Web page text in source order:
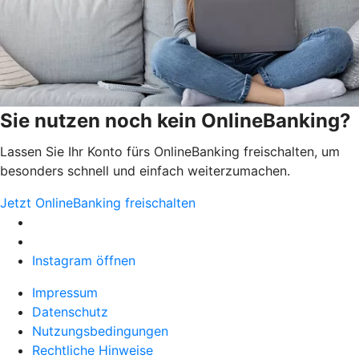
Sie nutzen noch kein OnlineBanking?
Lassen Sie Ihr Konto fürs OnlineBanking freischalten, um
besonders schnell und einfach weiterzumachen.
Jetzt OnlineBanking freischalten
Instagram öffnen
Impressum
Datenschutz
Nutzungsbedingungen
Rechtliche Hinweise